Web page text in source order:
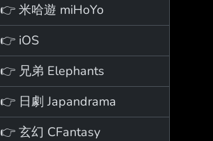
👉 米哈遊 miHoYo
👉 iOS
👉 兄弟 Elephants
👉 日劇 Japandrama
👉 玄幻 CFantasy